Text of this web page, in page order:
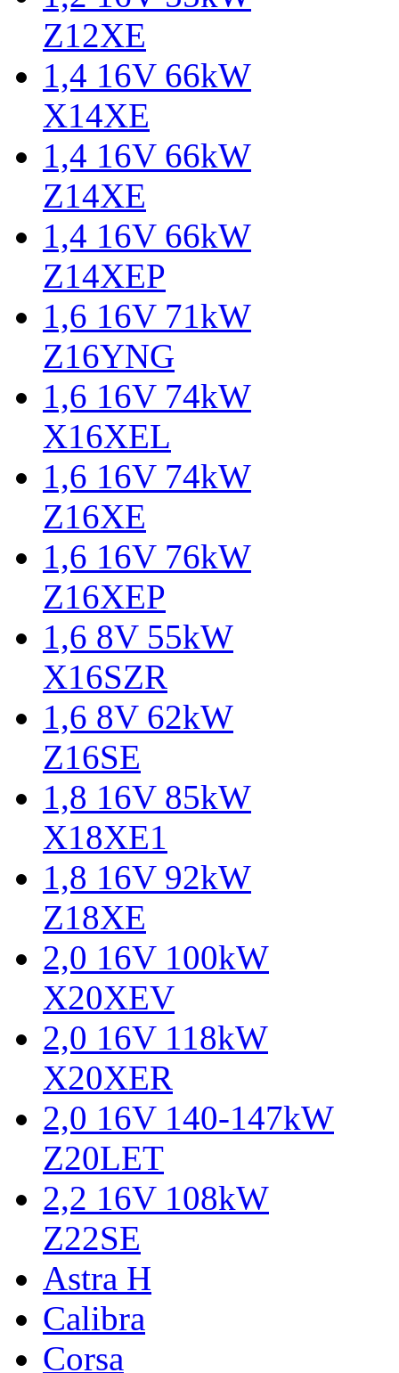
Z12XE
1,4 16V 66kW
X14XE
1,4 16V 66kW
Z14XE
1,4 16V 66kW
Z14XEP
1,6 16V 71kW
Z16YNG
1,6 16V 74kW
X16XEL
1,6 16V 74kW
Z16XE
1,6 16V 76kW
Z16XEP
1,6 8V 55kW
X16SZR
1,6 8V 62kW
Z16SE
1,8 16V 85kW
X18XE1
1,8 16V 92kW
Z18XE
2,0 16V 100kW
X20XEV
2,0 16V 118kW
X20XER
2,0 16V 140-147kW
Z20LET
2,2 16V 108kW
Z22SE
Astra H
Calibra
Corsa